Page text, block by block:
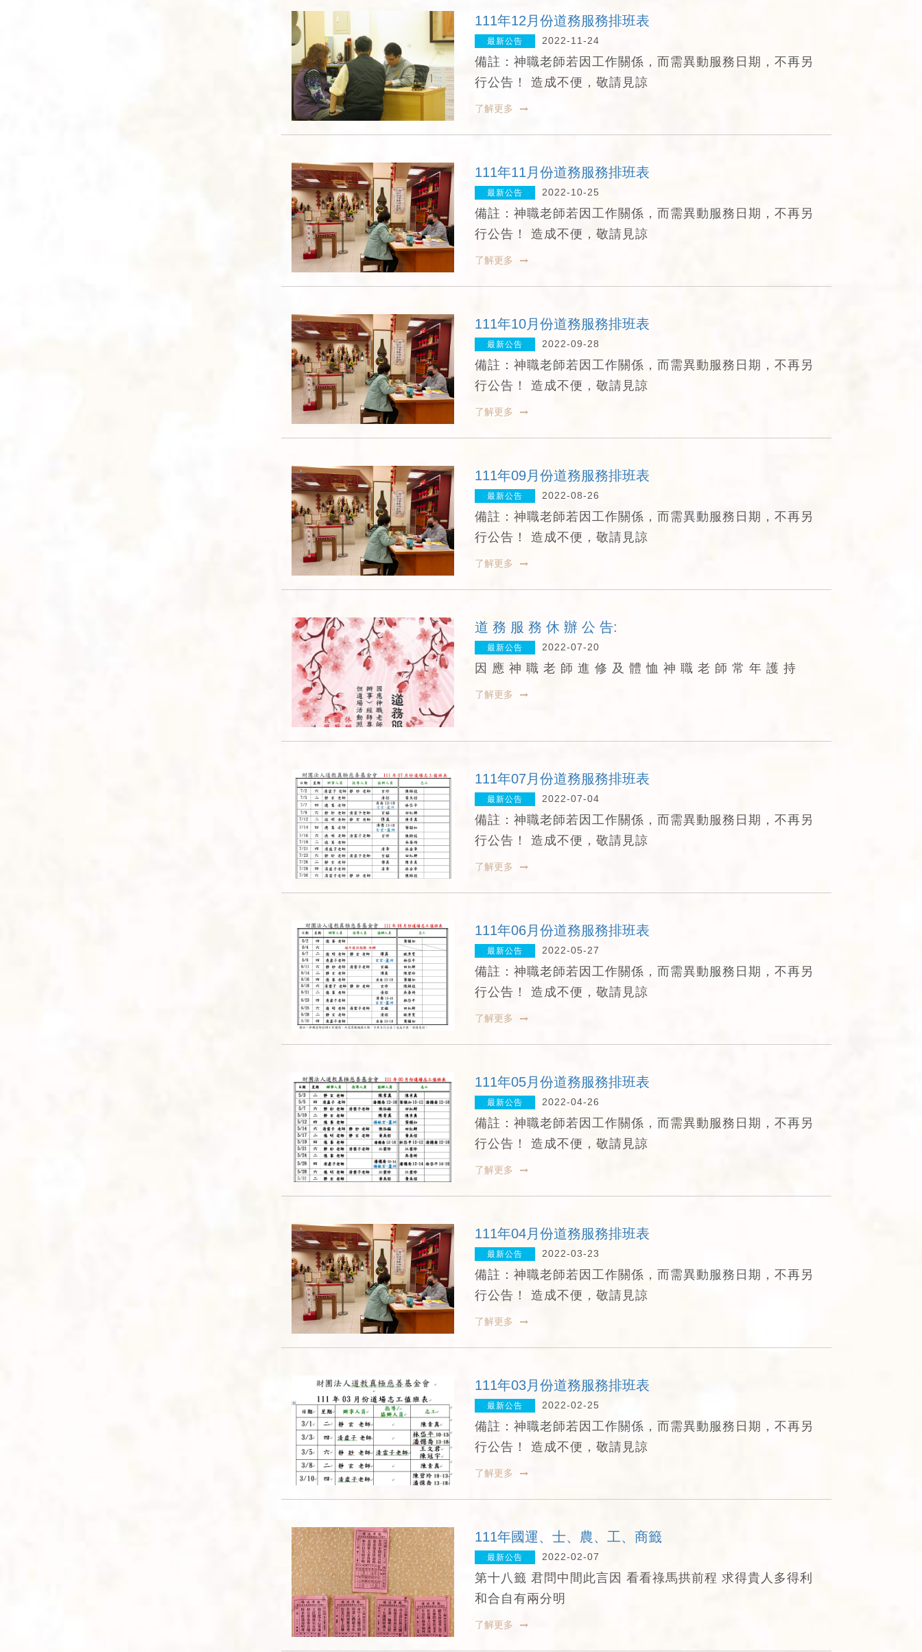
111年12月份道務服務排班表
最新公告 2022-11-24
備註：神職老師若因工作關係，而需異動服務日期，不再另
行公告！ 造成不便，敬請見諒
了解更多
111年11月份道務服務排班表
最新公告 2022-10-25
備註：神職老師若因工作關係，而需異動服務日期，不再另
行公告！ 造成不便，敬請見諒
了解更多
111年10月份道務服務排班表
最新公告 2022-09-28
備註：神職老師若因工作關係，而需異動服務日期，不再另
行公告！ 造成不便，敬請見諒
了解更多
111年09月份道務服務排班表
最新公告 2022-08-26
備註：神職老師若因工作關係，而需異動服務日期，不再另
行公告！ 造成不便，敬請見諒
了解更多
道 務 服 務 休 辦 公 告:
最新公告 2022-07-20
因 應 神 職 老 師 進 修 及 體 恤 神 職 老 師 常 年 護 持
了解更多
111年07月份道務服務排班表
最新公告 2022-07-04
備註：神職老師若因工作關係，而需異動服務日期，不再另
行公告！ 造成不便，敬請見諒
了解更多
111年06月份道務服務排班表
最新公告 2022-05-27
備註：神職老師若因工作關係，而需異動服務日期，不再另
行公告！ 造成不便，敬請見諒
了解更多
111年05月份道務服務排班表
最新公告 2022-04-26
備註：神職老師若因工作關係，而需異動服務日期，不再另
行公告！ 造成不便，敬請見諒
了解更多
111年04月份道務服務排班表
最新公告 2022-03-23
備註：神職老師若因工作關係，而需異動服務日期，不再另
行公告！ 造成不便，敬請見諒
了解更多
111年03月份道務服務排班表
最新公告 2022-02-25
備註：神職老師若因工作關係，而需異動服務日期，不再另
行公告！ 造成不便，敬請見諒
了解更多
111年國運、士、農、工、商籤
最新公告 2022-02-07
第十八籤 君問中間此言因 看看祿馬拱前程 求得貴人多得利
和合自有兩分明
了解更多